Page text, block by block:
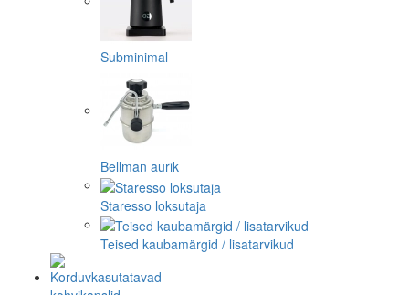
Subminimal
Bellman aurik
Staresso loksutaja
Teised kaubamärgid / lisatarvikud